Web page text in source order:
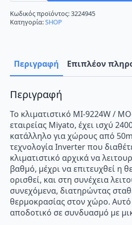
/
MO-
9225W
Κλιματιστικό
A++/A+
με
WiFi
Κωδικός προϊόντος:3224945
Κατηγορία:SHOP
Περιγραφή Επιπλέον
Περιγραφή
Το κλιματιστικό MI-9224W /
εταιρείας Miyato, έχει ισχύ
κατάλληλο για χώρους από
τεχνολογία Inverter που
κλιματιστικό αρχικά να
βαθμό, μέχρι να επιτευχθεί η
ορισθεί, και στη συνέχεια
συνεχόμενα, διατηρώντας
θερμοκρασίας στον χώρο. Αυτό
αποδοτικό σε συνδυασμό με